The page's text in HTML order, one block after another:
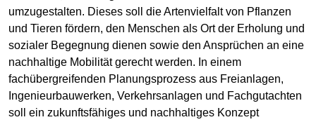
umzugestalten. Dieses soll die Artenvielfalt von Pflanzen
und Tieren fördern, den Menschen als Ort der Erholung und
sozialer Begegnung dienen sowie den Ansprüchen an eine
nachhaltige Mobilität gerecht werden. In einem
fachübergreifenden Planungsprozess aus Freianlagen,
Ingenieurbauwerken, Verkehrsanlagen und Fachgutachten
soll ein zukunftsfähiges und nachhaltiges Konzept